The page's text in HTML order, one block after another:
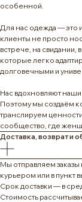
особенной.
Для нас одежда — это
клиенты не просто
встрече, на свидании,
которые легко
долговечными и
Нас вдохновляют наши
Поэтому мы создаём
транслируем
сообщество, где
Доставка, возврат и
Мы отправляем
курьером или в пункт
Срок доставки — в
Стоимость